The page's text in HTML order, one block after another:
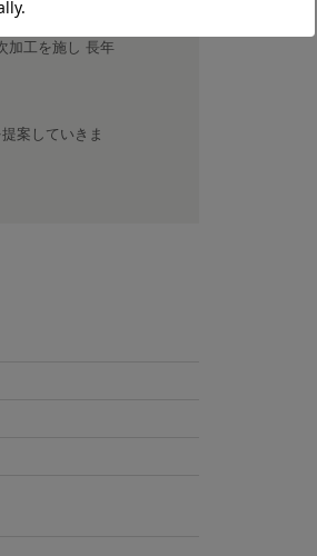
加工を施し 長年
案していきま